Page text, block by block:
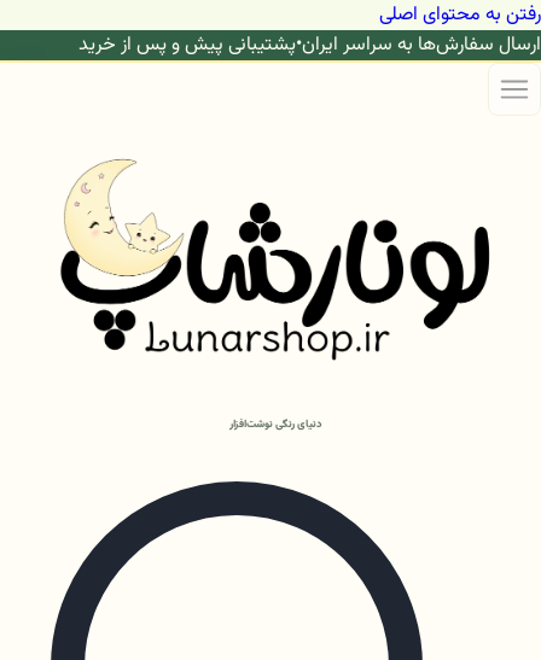
رفتن به محتوای اصلی
ارسال سفارش‌ها به سراسر ایران•پشتیبانی پیش و پس از خرید
دنیای رنگی نوشت‌افزار